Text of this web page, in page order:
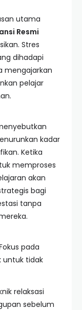
utama
Resmi
Stres
dihadapi
mengajarkan
pelajar
kadar
Ketika
memproses
akan
bagi
tanpa
pada
untuk tidak
relaksasi
sebelum